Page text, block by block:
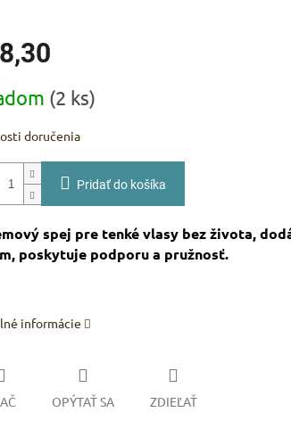
(2 ks)
doručenia
Pridať do košíka
spej pre tenké vlasy bez života,
poskytuje podporu a pružnosť.
informácie
OPÝTAŤ SA ZDIEĽAŤ